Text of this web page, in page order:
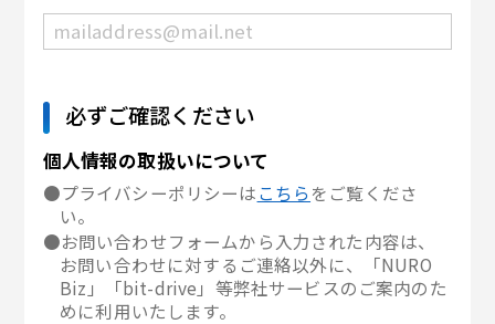
必ずご確認ください
個人情報の取扱いについて
●プライバシーポリシーはこちらをご覧くださ
い。
●お問い合わせフォームから入力された内容は、
お問い合わせに対するご連絡以外に、「NURO
Biz」「bit-drive」等弊社サービスのご案内のた
めに利用いたします。